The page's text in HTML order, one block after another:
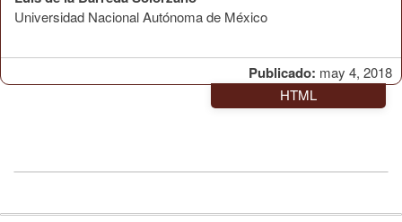
Publicado: may 4, 2018
Universidad Nacional Autónoma de México
HTML